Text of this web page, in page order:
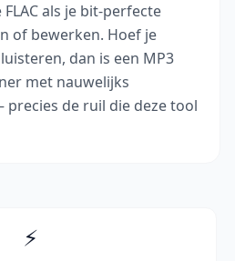
als je bit-perfecte
of bewerken. Hoef je
dan is een MP3
met nauwelijks
de ruil die deze tool
⚡